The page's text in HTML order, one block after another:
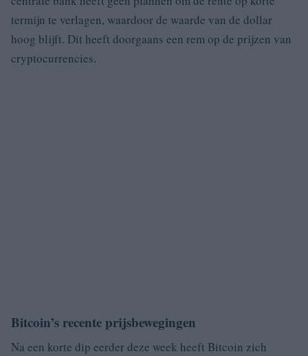
termijn te verlagen, waardoor de waarde van de dollar
hoog blijft. Dit heeft doorgaans een rem op de prijzen van
cryptocurrencies.
Bitcoin’s recente prijsbewegingen
Na een korte dip eerder deze week heeft Bitcoin zich